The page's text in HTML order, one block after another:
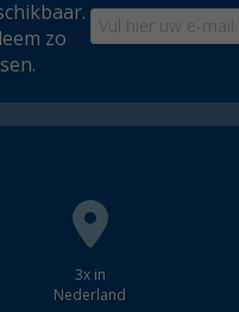
zo
3x in
Nederland